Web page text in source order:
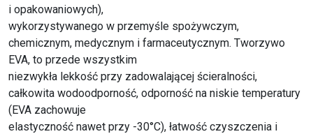
i opakowaniowych),
wykorzystywanego w przemyśle spożywczym,
chemicznym, medycznym i farmaceutycznym. Tworzywo
EVA, to przede wszystkim
niezwykła lekkość przy zadowalającej ścieralności,
całkowita wodoodporność, odporność na niskie temperatury
(EVA zachowuje
elastyczność nawet przy -30°C), łatwość czyszczenia i